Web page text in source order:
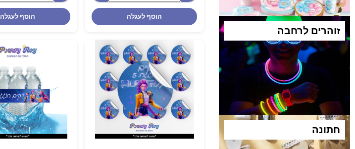
זוהרים לרחבה​
חתונה​
הוסף לעגלה הוסף לעגלה